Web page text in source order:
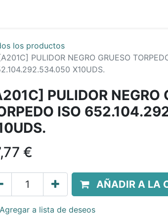
los productos
[A201C] PULIDOR NEGRO GRUESO
X10UDS.
PULIDOR NEGRO
ISO
€
AÑADIR A LA
Agregar a lista de deseos